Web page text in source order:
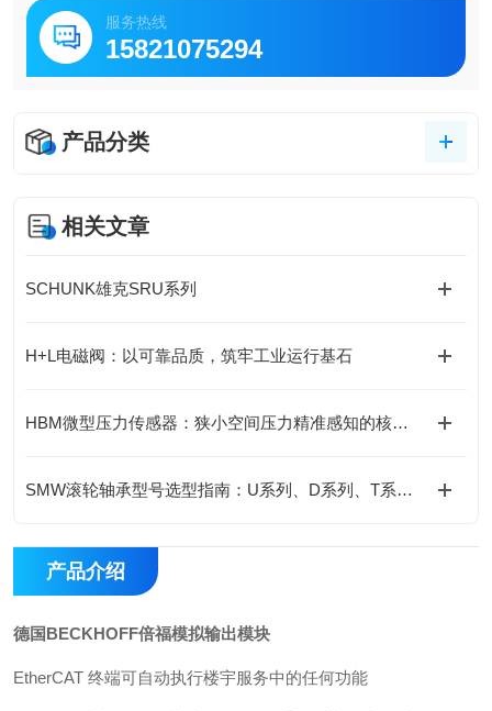
服务热线
15821075294
产品分类
相关文章
SCHUNK雄克SRU系列
H+L电磁阀：以可靠品质，筑牢工业运行基石
HBM微型压力传感器：狭小空间压力精准感知的核心支撑
SMW滚轮轴承型号选型指南：U系列、D系列、T系列对比
产品介绍
德国BECKHOFF倍福模拟输出模块
EtherCAT 终端可自动执行楼宇服务中的任何功能